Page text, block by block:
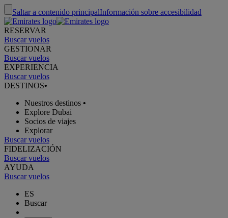
Saltar a contenido principalInformación sobre accesibilidad
RESERVAR
Buscar vuelos
GESTIONAR
Buscar vuelos
EXPERIENCIA
Buscar vuelos
DESTINOS•
Nuestros destinos •
Explore Dubai
Socios de viajes
Explorar
Buscar vuelos
FIDELIZACIÓN
Buscar vuelos
AYUDA
Buscar vuelos
ES
Buscar